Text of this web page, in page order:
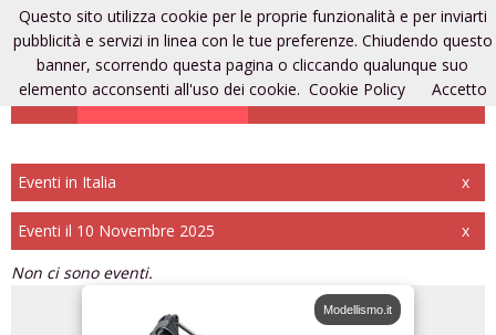
Eventi di modellismo
Aggiungi un evento Entra Registrati
Eventi in Italia x
Eventi il 10 Novembre 2025
x
Non ci sono eventi.
Modellismo.it
Questo sito utilizza cookie per le proprie funzionalità e per inviarti
pubblicità e servizi in linea con le tue preferenze. Chiudendo questo
banner, scorrendo questa pagina o cliccando qualunque suo
elemento acconsenti all'uso dei cookie. Cookie Policy Accetto